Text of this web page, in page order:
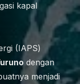
kapal
(IAPS)
dengan
menjadi